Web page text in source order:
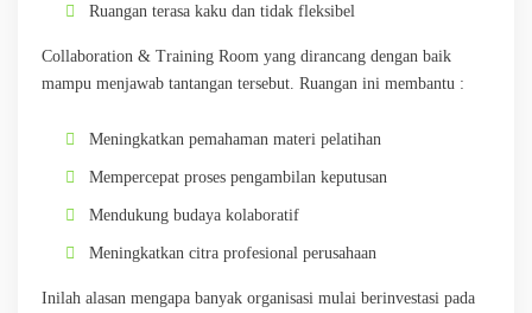
Ruangan terasa kaku dan tidak fleksibel
Collaboration & Training Room yang dirancang dengan baik
mampu menjawab tantangan tersebut. Ruangan ini membantu :
Meningkatkan pemahaman materi pelatihan
Mempercepat proses pengambilan keputusan
Mendukung budaya kolaboratif
Meningkatkan citra profesional perusahaan
Inilah alasan mengapa banyak organisasi mulai berinvestasi pada